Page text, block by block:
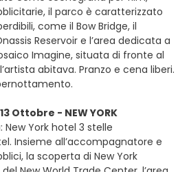
il parco è caratterizzato
come il Bow Bridge, il
Reservoir e l’area dedicata a
Imagine, situata di fronte al
abitava. Pranzo e cena liberi.
Ottobre - NEW YORK
York hotel 3 stelle
Insieme all’accompagnatore e
la scoperta di New York